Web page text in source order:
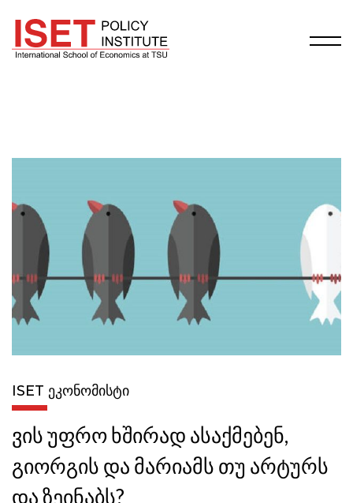
ISET ᲔᲙᲝᲜᲝᲛᲘᲡᲢᲘ
ვის უფრო ხშირად ასაქმებენ,
გიორგის და მარიამს თუ არტურს
და ზეინაბს?